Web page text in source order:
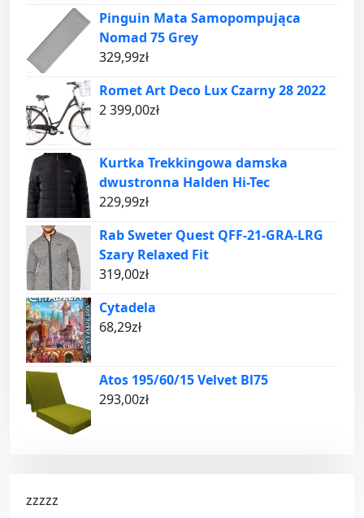
Pinguin Mata Samopompująca
Nomad 75 Grey
329,99zł
Romet Art Deco Lux Czarny 28 2022
2 399,00zł
Kurtka Trekkingowa damska
dwustronna Halden Hi-Tec
229,99zł
Rab Sweter Quest QFF-21-GRA-LRG
Szary Relaxed Fit
319,00zł
Cytadela
68,29zł
Atos 195/60/15 Velvet Bl75
293,00zł
zzzzz